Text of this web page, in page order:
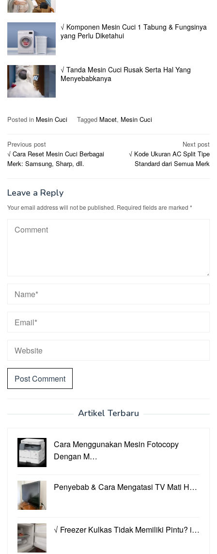
√ Komponen Mesin Cuci 1 Tabung & Fungsinya
yang Perlu Diketahui
√ Tanda Mesin Cuci Rusak Serta Hal Yang
Menyebabkanya
Posted in Mesin Cuci Tagged Macet, Mesin Cuci
Post
navigation
Previous post
√ Cara Reset Mesin Cuci Berbagai
Merk: Samsung, Sharp, dll.
Next post
√ Kode Ukuran AC Split Tipe
Standard dari Semua Merk
Leave a Reply
Your email address will not be published. Required fields are marked *
Artikel Terbaru
Cara Menggunakan Mesin Fotocopy
Dengan M…
Penyebab & Cara Mengatasi TV Mati H…
√ Freezer Kulkas Tidak Memiliki Pintu? i…